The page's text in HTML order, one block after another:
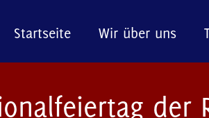
Startseite Wir über uns
der